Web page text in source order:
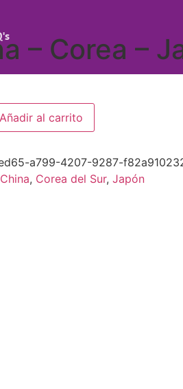
– Corea –
Añadir al carrito
a799-4207-9287-
China, Corea del Sur, Japón